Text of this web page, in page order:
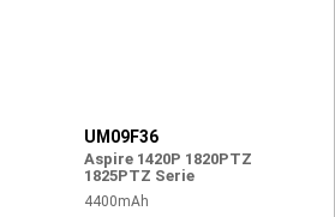
UM09F36
Aspire 1420P 1820PTZ
1825PTZ Serie
4400mAh